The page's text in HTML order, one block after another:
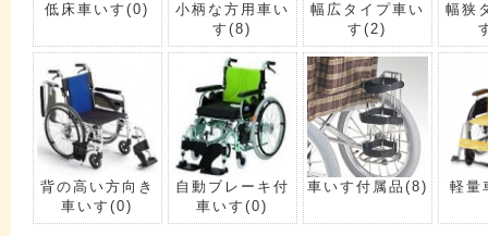
低床車いす(0)
小柄な方用車い
す(8)
幅広タイプ車い
す(2)
幅狭
背の高い方向き
車いす(0)
自動ブレーキ付
車いす(0)
車いす付属品 (8) 軽量